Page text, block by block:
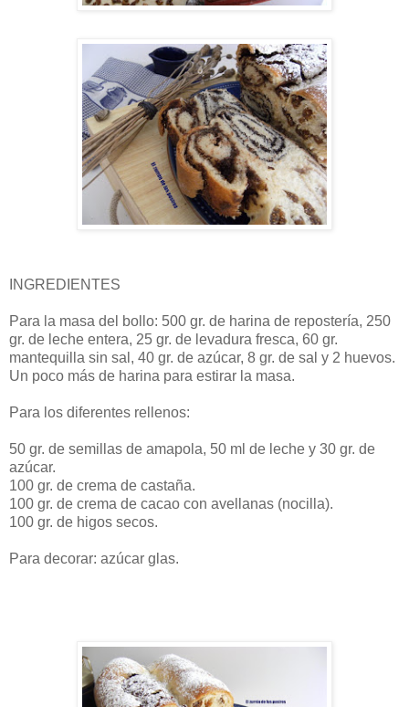
INGREDIENTES
Para la masa del bollo: 500 gr. de harina de repostería, 250
gr. de leche entera, 25 gr. de levadura fresca, 60 gr.
mantequilla sin sal, 40 gr. de azúcar, 8 gr. de sal y 2 huevos.
Un poco más de harina para estirar la masa.
Para los diferentes rellenos:
50 gr. de semillas de amapola, 50 ml de leche y 30 gr. de
azúcar.
100 gr. de crema de castaña.
100 gr. de crema de cacao con avellanas (nocilla).
100 gr. de higos secos.
Para decorar: azúcar glas.